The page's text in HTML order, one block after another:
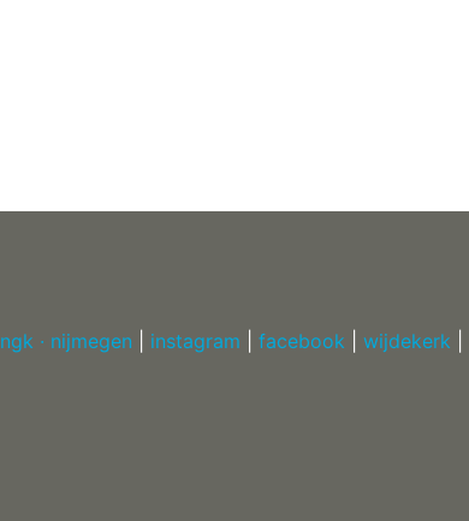
ngk · nijmegen instagram facebook wijdekerk